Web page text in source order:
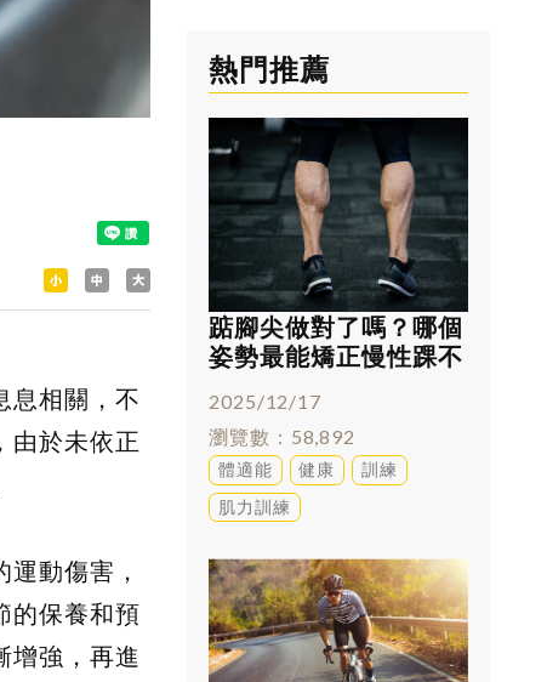
息相關，不
由於未依正
動傷害，
的保養和預
增強，再進
熱門推薦
踮腳尖做對了嗎？哪個
姿勢最能矯正慢性踝不
2025/12/17
瀏覽數
58,892
體適能 健康
訓練
肌力訓練